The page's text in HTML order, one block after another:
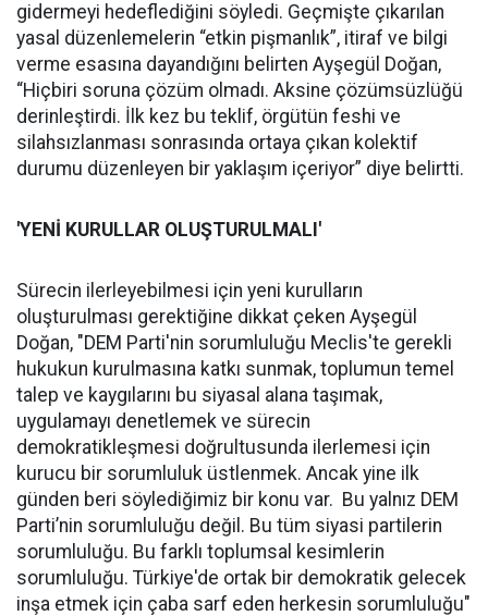
gidermeyi hedeflediğini söyledi. Geçmişte çıkarılan
yasal düzenlemelerin “etkin pişmanlık”, itiraf ve bilgi
verme esasına dayandığını belirten Ayşegül Doğan,
“Hiçbiri soruna çözüm olmadı. Aksine çözümsüzlüğü
derinleştirdi. İlk kez bu teklif, örgütün feshi ve
silahsızlanması sonrasında ortaya çıkan kolektif
durumu düzenleyen bir yaklaşım içeriyor” diye belirtti.
'YENİ KURULLAR OLUŞTURULMALI'
Sürecin ilerleyebilmesi için yeni kurulların
oluşturulması gerektiğine dikkat çeken Ayşegül
Doğan, "DEM Parti'nin sorumluluğu Meclis'te gerekli
hukukun kurulmasına katkı sunmak, toplumun temel
talep ve kaygılarını bu siyasal alana taşımak,
uygulamayı denetlemek ve sürecin
demokratikleşmesi doğrultusunda ilerlemesi için
kurucu bir sorumluluk üstlenmek. Ancak yine ilk
günden beri söylediğimiz bir konu var. Bu yalnız DEM
Parti’nin sorumluluğu değil. Bu tüm siyasi partilerin
sorumluluğu. Bu farklı toplumsal kesimlerin
sorumluluğu. Türkiye'de ortak bir demokratik gelecek
inşa etmek için çaba sarf eden herkesin sorumluluğu"